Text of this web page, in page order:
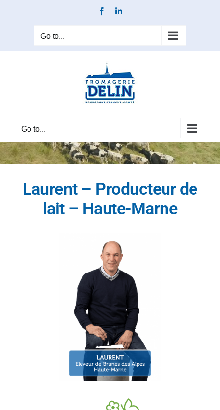
FacebookLinkedIn
Go to...
Go to...
Laurent – Producteur de
lait – Haute-Marne